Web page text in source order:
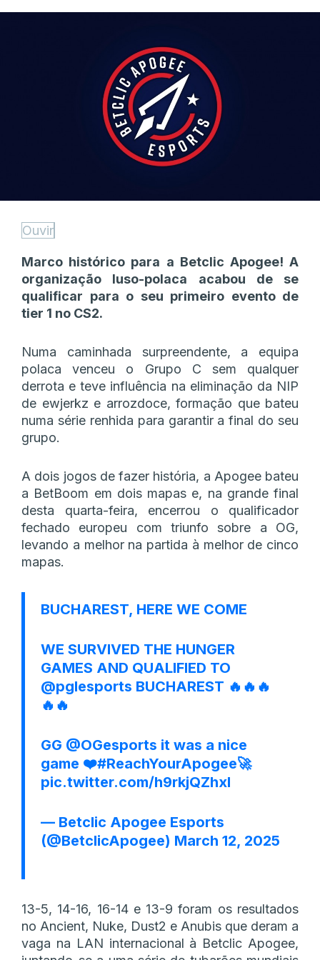
Ouvir
Marco histórico para a Betclic Apogee! A
organização luso-polaca acabou de se
qualificar para o seu primeiro evento de
tier 1 no CS2.
Numa caminhada surpreendente, a equipa
polaca venceu o Grupo C sem qualquer
derrota e teve influência na eliminação da NIP
de ewjerkz e arrozdoce, formação que bateu
numa série renhida para garantir a final do seu
grupo.
A dois jogos de fazer história, a Apogee bateu
a BetBoom em dois mapas e, na grande final
desta quarta-feira, encerrou o qualificador
fechado europeu com triunfo sobre a OG,
levando a melhor na partida à melhor de cinco
mapas.
BUCHAREST, HERE WE COME
WE SURVIVED THE HUNGER
GAMES AND QUALIFIED TO
@pglesports BUCHAREST 🔥🔥🔥
🔥🔥
GG @OGesports it was a nice
game ❤️#ReachYourApogee🚀
pic.twitter.com/h9rkjQZhxl
— Betclic Apogee Esports
(@BetclicApogee) March 12, 2025
13-5, 14-16, 16-14 e 13-9 foram os resultados
no Ancient, Nuke, Dust2 e Anubis que deram a
vaga na LAN internacional à Betclic Apogee,